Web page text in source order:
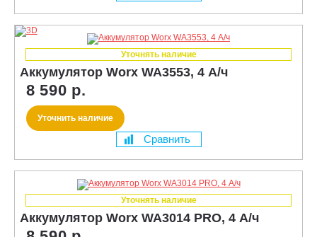
Уточнять наличие
Аккумулятор Worx WA3553, 4 А/ч
8 590 р.
Уточнить наличие
Сравнить
Уточнять наличие
Аккумулятор Worx WA3014 PRO, 4 А/ч